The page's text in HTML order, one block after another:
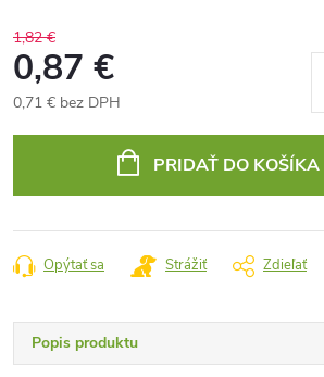
1,82 €
0,87 €
0,71 € bez DPH
PRIDAŤ DO KOŠÍKA
Opýtať sa Strážiť Zdieľať
Popis produktu